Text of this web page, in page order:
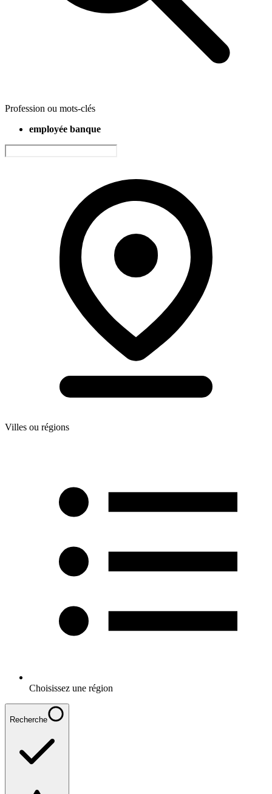
Profession ou mots-clés
employée banque
Villes ou régions
Choisissez une région
Recherche